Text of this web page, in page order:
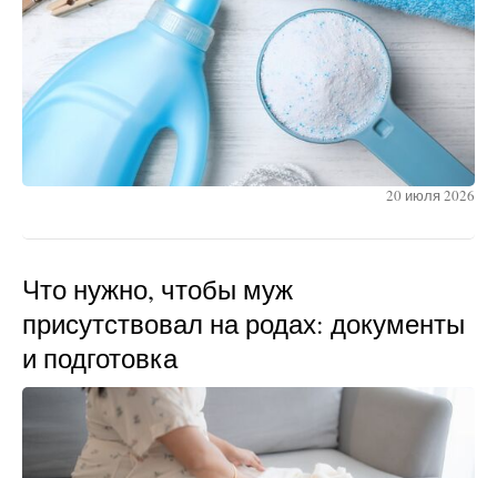
20 июля 2026
Что нужно, чтобы муж
присутствовал на родах: документы
и подготовка